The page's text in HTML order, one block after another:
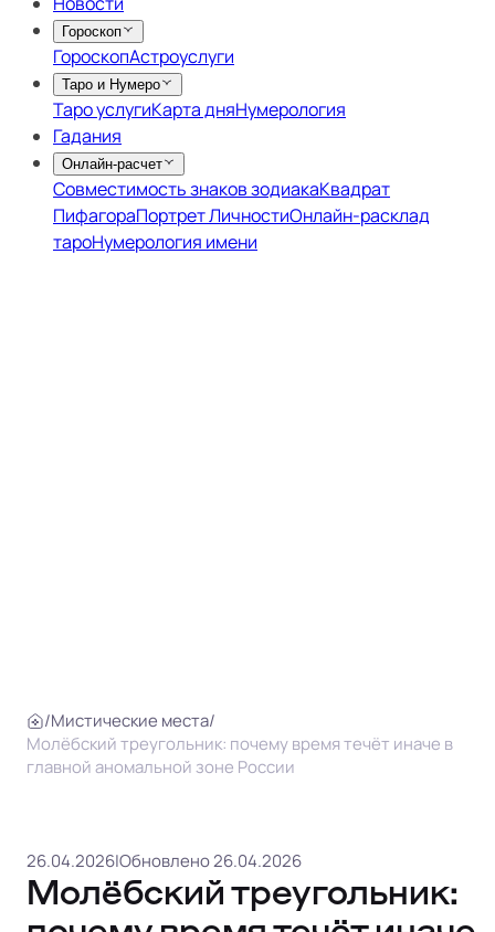
/Мистические места/
Молёбский треугольник: почему время течёт иначе в
главной аномальной зоне России
26.04.2026|Обновлено 26.04.2026
Молёбский треугольник: